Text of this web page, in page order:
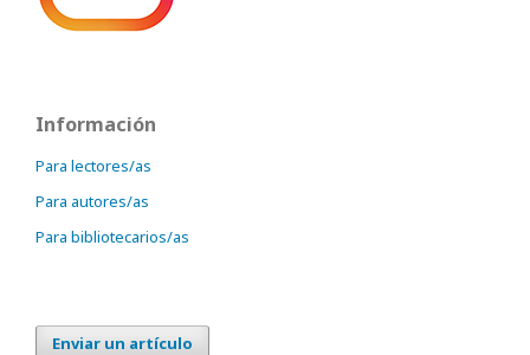
Información
Para lectores/as
Para autores/as
Para bibliotecarios/as
Enviar un artículo